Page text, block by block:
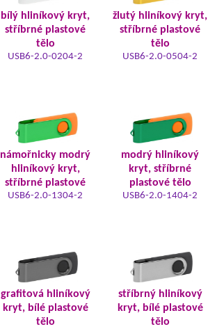
bílý hliníkový kryt,
stříbrné plastové
tělo
USB6-2.0-0204-2
žlutý hliníkový kryt,
stříbrné plastové
tělo
USB6-2.0-0504-2
námořnicky modrý
hliníkový kryt,
stříbrné plastové
USB6-2.0-1304-2
modrý hliníkový
kryt, stříbrné
plastové tělo
USB6-2.0-1404-2
grafitová hliníkový
kryt, bílé plastové
tělo
stříbrný hliníkový
kryt, bílé plastové
tělo